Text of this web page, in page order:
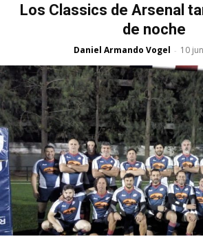
Los Classics de Arsenal
de noche
Daniel Armando Vogel - 10